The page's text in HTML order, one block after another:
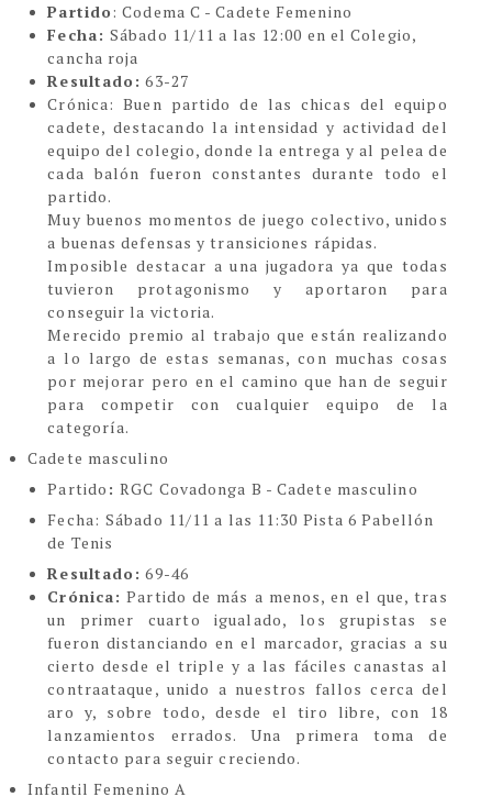
Partido: Codema C - Cadete Femenino
Fecha:Sábado 11/11 a las 12:00 en el Colegio,
cancha roja
Resultado: 63-27
Crónica: Buen partido de las chicas del equipo
cadete, destacando la intensidad y actividad del
equipo del colegio, donde la entrega y al pelea de
cada balón fueron constantes durante todo el
partido.
Muy buenos momentos de juego colectivo, unidos
a buenas defensas y transiciones rápidas.
Imposible destacar a una jugadora ya que todas
tuvieron protagonismo y aportaron para
conseguir la victoria.
Merecido premio al trabajo que están realizando
a lo largo de estas semanas, con muchas cosas
por mejorar pero en el camino que han de seguir
para competir con cualquier equipo de la
categoría.
Cadete masculino
Partido :RGC Covadonga B - Cadete masculino
Fecha: Sábado 11/11 a las 11:30 Pista 6 Pabellón
de Tenis
Resultado: 69-46
Crónica: Partido de más a menos, en el que, tras
un primer cuarto igualado, los grupistas se
fueron distanciando en el marcador, gracias a su
cierto desde el triple y a las fáciles canastas al
contraataque, unido a nuestros fallos cerca del
aro y, sobre todo, desde el tiro libre, con 18
lanzamientos errados. Una primera toma de
contacto para seguir creciendo.
Infantil Femenino A